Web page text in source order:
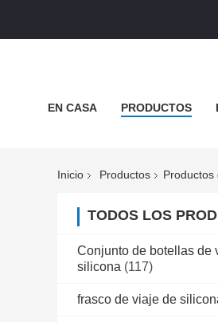
EN CASA PRODUCTOS
Inicio Productos Productos
TODOS LOS
Conjunto de botellas de
silicona (117)
frasco de viaje de